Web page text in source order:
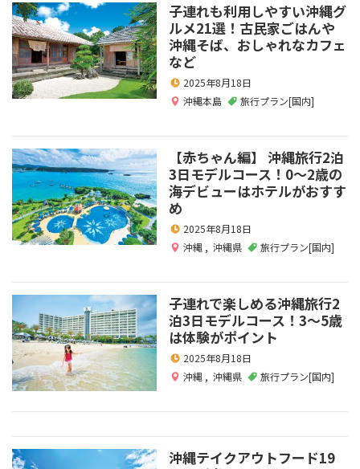
子連れも利用しやすい沖縄グ
ルメ21選！古民家ごはんや
沖縄そば、おしゃれなカフェ
など
2025年8月18日
沖縄本島
旅行プラン[国内]
【赤ちゃん編】 沖縄旅行2泊
3日モデルコース！0～2歳の
海デビューはホテルがおすす
め
2025年8月18日
沖縄 , 沖縄県 旅行プラン[国内]
子連れで楽しめる沖縄旅行2
泊3日モデルコース！3～5歳
は体験がポイント
2025年8月18日
沖縄 , 沖縄県 旅行プラン[国内]
沖縄テイクアウトフード19